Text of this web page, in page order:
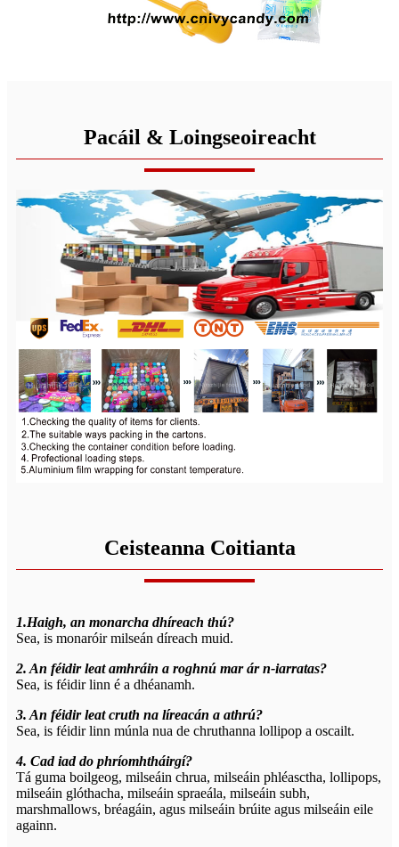
Pacáil & Loingseoireacht
Ceisteanna Coitianta
1.Haigh, an monarcha dhíreach thú?
Sea, is monaróir milseán díreach muid.
2. An féidir leat amhráin a roghnú mar ár n-iarratas?
Sea, is féidir linn é a dhéanamh.
3. An féidir leat cruth na líreacán a athrú?
Sea, is féidir linn múnla nua de chruthanna lollipop a oscailt.
4. Cad iad do phríomhtháirgí?
Tá guma boilgeog, milseáin chrua, milseáin phléasctha, lollipops,
milseáin glóthacha, milseáin spraeála, milseáin subh,
marshmallows, bréagáin, agus milseáin brúite agus milseáin eile
againn.